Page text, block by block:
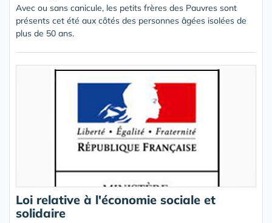
Avec ou sans canicule, les petits frères des Pauvres sont
présents cet été aux côtés des personnes âgées isolées de
plus de 50 ans.
Loi relative à l'économie sociale et
solidaire